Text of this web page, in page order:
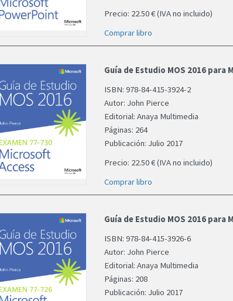
Precio: 22.50 € (IVA no incluido)
Comprar libro
Guía de Estudio MOS 2016 para
ISBN: 978-84-415-3924-2
Autor: John Pierce
Editorial: Anaya Multimedia
Páginas: 264
Publicación: Julio 2017
Precio: 22.50 € (IVA no incluido)
Comprar libro
Guía de Estudio MOS 2016 para
ISBN: 978-84-415-3926-6
Autor: John Pierce
Editorial: Anaya Multimedia
Páginas: 208
Publicación: Julio 2017